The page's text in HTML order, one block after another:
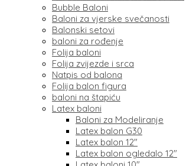
Bubble Baloni
Baloni za vjerske svečanosti
Balonski setovi
baloni za rođenje
Folija baloni
Folija zvijezde i srca
Natpis od balona
Folija balon figura
baloni na štapiću
Latex baloni
Baloni za Modeliranje
Latex balon G30
Latex balon 12″
Latex balon ogledalo 12″